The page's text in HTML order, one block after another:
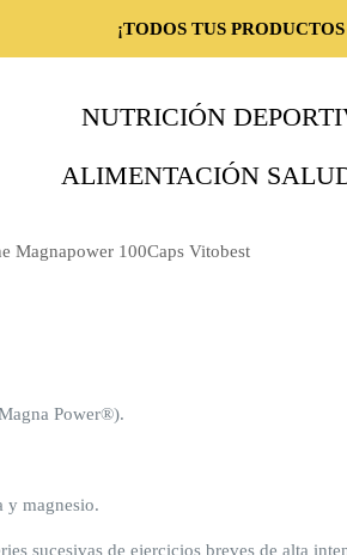
¡TODOS TUS
NUTRICIÓN
ALIMENTACIÓN
Magnapower 100Caps Vitobest
Power®).
y magnesio.
sucesivas de ejercicios breves de alta